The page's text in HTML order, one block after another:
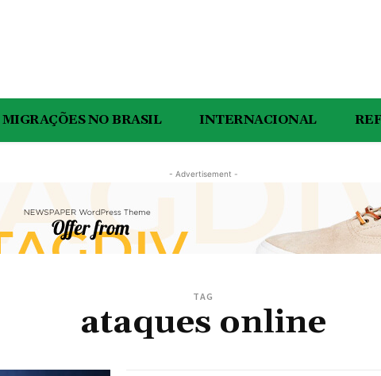
MIGRAÇÕES NO BRASIL INTERNACIONAL
- Advertisement -
TAG
ataques online